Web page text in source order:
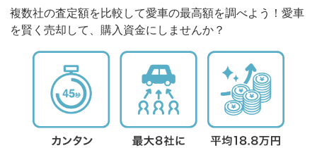
複数社の査定額を比較して愛車の最高額を調べよう！愛車
を賢く売却して、購入資金にしませんか？